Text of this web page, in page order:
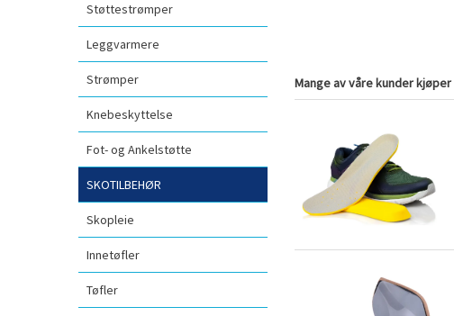
Støttestrømper
Leggvarmere
Strømper
Knebeskyttelse
Fot- og Ankelstøtte
SKOTILBEHØR
Skopleie
Innetøfler
Tøfler
Mange av våre kunder